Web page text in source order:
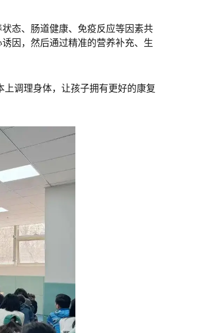
态、肠道健康、免疫反应等因素共
因，然后通过精准的营养补充、生
上调理身体，让孩子拥有更好的康复